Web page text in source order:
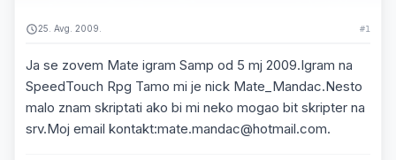
25. Avg. 2009. #1
Ja se zovem Mate igram Samp od 5 mj 2009.Igram na
SpeedTouch Rpg Tamo mi je nick Mate_Mandac.Nesto
malo znam skriptati ako bi mi neko mogao bit skripter na
srv.Moj email kontakt:mate.mandac@hotmail.com.